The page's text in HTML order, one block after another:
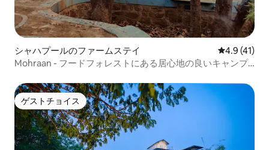
シャハプールのファームステイ レビュー41
4.9 (41)
Mohraan - フードフォレストにある居心地の良いキャンプ
ゲストチョイス
ゲストチョイス